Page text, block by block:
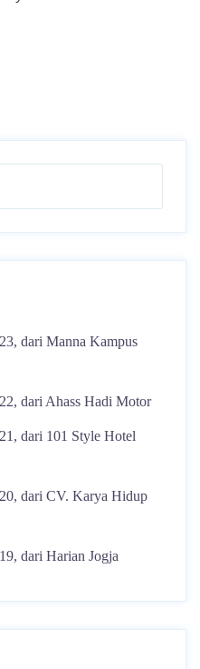
dari Manna Kampus
dari Ahass Hadi Motor
dari 101 Style Hotel
dari CV. Karya Hidup
dari Harian Jogja